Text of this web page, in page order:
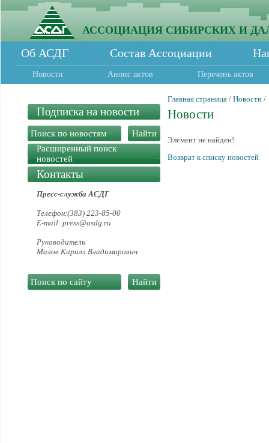
АССОЦИАЦИЯ СИБИРСКИХ И
Об АСДГ Состав Ассоциации
Новости Анонс актов Перечень актов
Подписка на новости
Расширенный поиск
новостей
Контакты
Пресс-служба АСДГ
Телефон:(383) 223-85-00
E-mail: press@asdg.ru
Руководитель
Малов Кирилл Владимирович
Главная страница / Новости /
Новости
Элемент не найден!
Возврат к списку новостей